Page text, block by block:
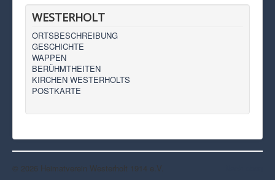
WESTERHOLT
ORTSBESCHREIBUNG
GESCHICHTE
WAPPEN
BERÜHMTHEITEN
KIRCHEN WESTERHOLTS
POSTKARTE
© 2026 Heimatverein Westerholt 1914 e.V.